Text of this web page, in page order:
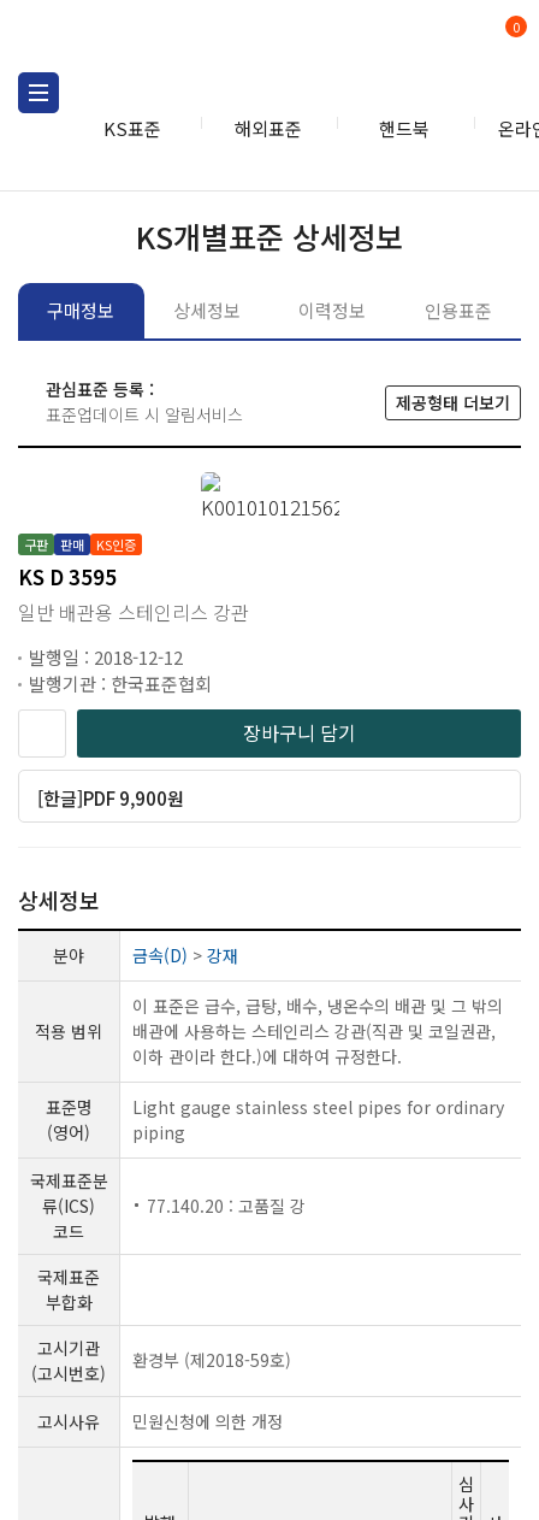
KS표준 해외표준 핸드북 온라
0
KS개별표준 상세정보
구매정보 상세정보 이력정보 인용표준
관심표준 등록 :
표준업데이트 시 알림서비스
제공형태 더보기
구판 판매 KS인증
KS D 3595
일반 배관용 스테인리스 강관
발행일 : 2018-12-12
발행기관 : 한국표준협회
장바구니 담기
[한글]PDF 9,900원
상세정보
분야 금속(D) > 강재
적용 범위
이 표준은 급수, 급탕, 배수, 냉온수의 배관 및 그 밖의
배관에 사용하는 스테인리스 강관(직관 및 코일권관,
이하 관이라 한다.)에 대하여 규정한다.
표준명
(영어)
Light gauge stainless steel pipes for ordinary
piping
국제표준분
류(ICS)
코드
77.140.20 : 고품질 강
국제표준
부합화
고시기관
(고시번호)
환경부 (제2018-59호)
고시사유 민원신청에 의한 개정
심
사